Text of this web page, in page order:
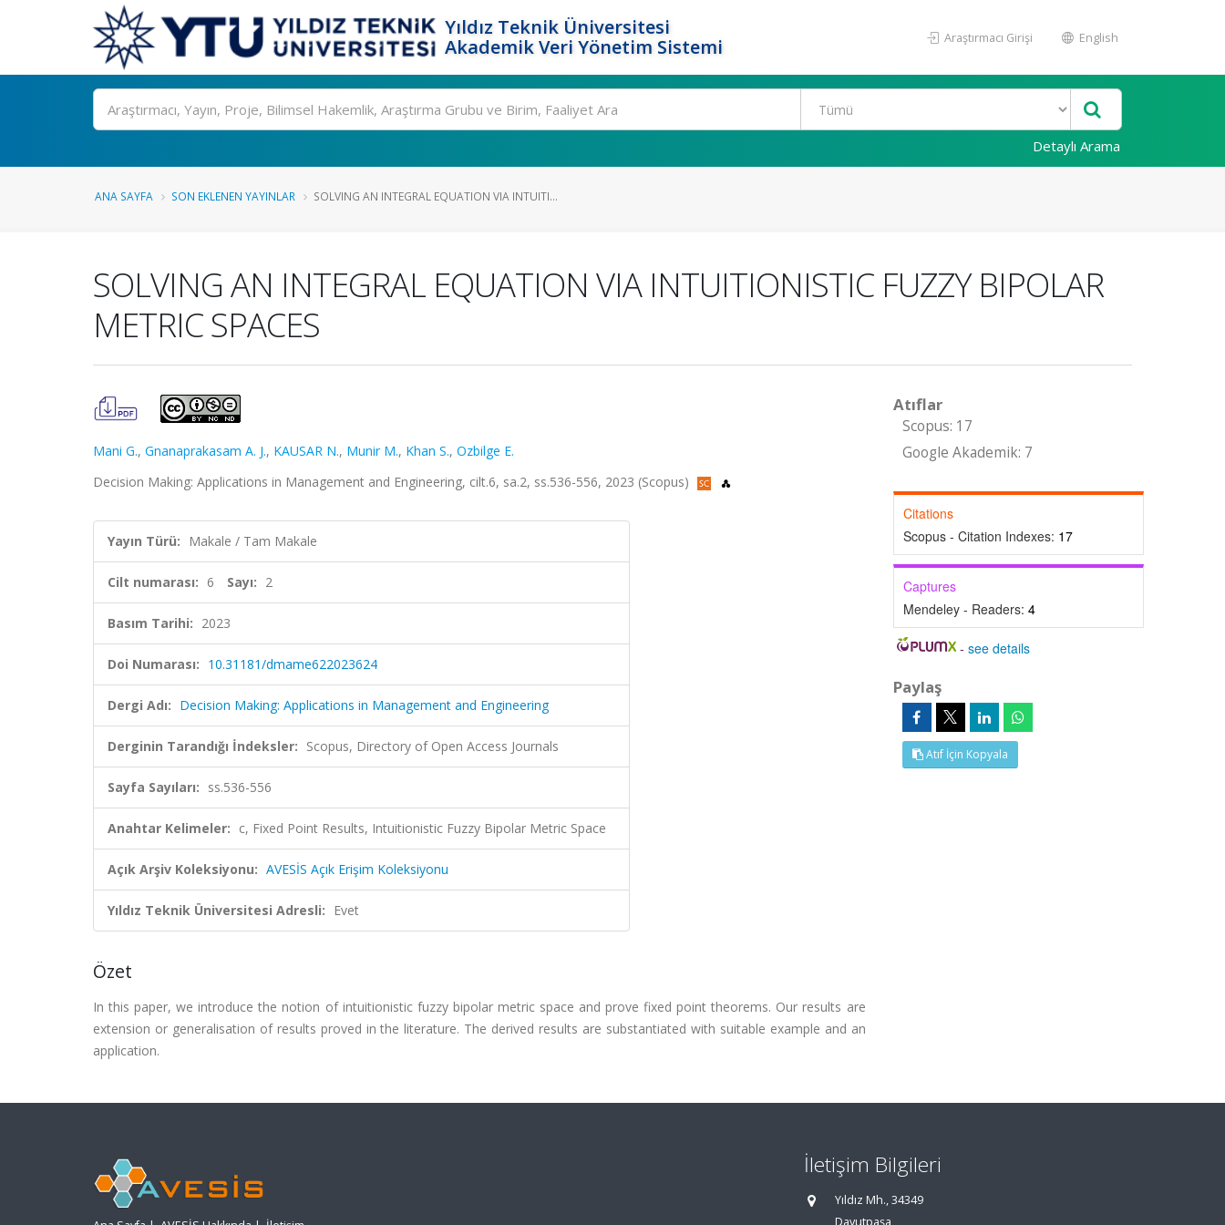
Yıldız Teknik Üniversitesi
Akademik Veri Yönetim Sistemi
Araştırmacı Girişi English
Ara
Detaylı Arama
ANA SAYFA SON EKLENEN YAYINLAR SOLVING AN INTEGRAL EQUATION VIA INTUITI...
SOLVING AN INTEGRAL EQUATION VIA INTUITIONISTIC FUZZY BIPOLAR
METRIC SPACES
Mani G., Gnanaprakasam A. J., KAUSAR N., Munir M., Khan S., Ozbilge E.
Decision Making: Applications in Management and Engineering, cilt.6, sa.2, ss.536-556, 2023 (Scopus)
Yayın Türü: Makale / Tam Makale
Cilt numarası: 6 Sayı: 2
Basım Tarihi: 2023
Doi Numarası: 10.31181/dmame622023624
Dergi Adı: Decision Making: Applications in Management and Engineering
Derginin Tarandığı İndeksler: Scopus, Directory of Open Access Journals
Sayfa Sayıları: ss.536-556
Anahtar Kelimeler: c, Fixed Point Results, Intuitionistic Fuzzy Bipolar Metric Space
Açık Arşiv Koleksiyonu: AVESİS Açık Erişim Koleksiyonu
Yıldız Teknik Üniversitesi Adresli: Evet
Özet
In this paper, we introduce the notion of intuitionistic fuzzy bipolar metric space and prove fixed point theorems. Our results are
extension or generalisation of results proved in the literature. The derived results are substantiated with suitable example and an
application.
Atıflar
Scopus: 17
Google Akademik: 7
Citations
Scopus - Citation Indexes: 17
Captures
Mendeley - Readers: 4
-see details
Paylaş
Atıf İçin Kopyala
İletişim Bilgileri
Yıldız Mh., 34349
Davutpaşa